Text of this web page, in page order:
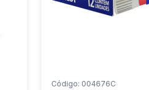
Código: 004676C